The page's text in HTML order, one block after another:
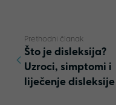
Prethodni članak
Što je disleksija?
Uzroci, simptomi i
liječenje disleksije